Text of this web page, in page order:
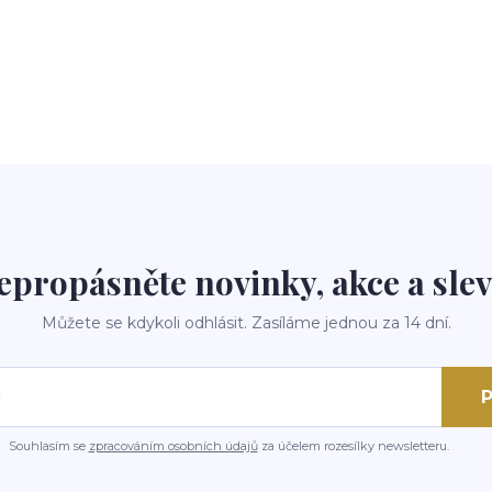
novinky, akce a
Můžete se kdykoli odhlásit. Zasíláme jednou za 14 dní.
Souhlasím se zpracováním osobních údajůza účelem rozesílky newsletteru.